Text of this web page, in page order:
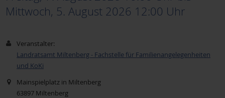
Mittwoch, 5. August 2026 12:00 Uhr
Veranstalter:
Landratsamt Miltenberg - Fachstelle für Familienangelegenheiten
und KoKi
Mainspielplatz in Miltenberg
63897 Miltenberg